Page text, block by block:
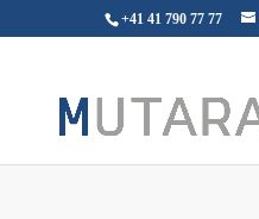
+41 41 790 77 77